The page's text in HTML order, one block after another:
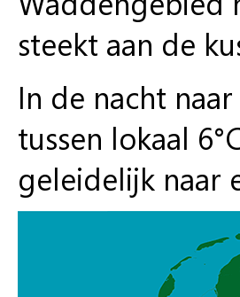
steekt aan de
In de nacht
tussen lokaal
geleidelijk naar